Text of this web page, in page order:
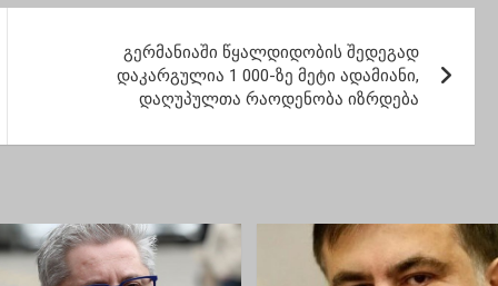
ვინ წყვეტს”
გერმანიაში წყალდიდობის შედეგად
დაკარგულია 1 000-ზე მეტი ადამიანი,
დაღუპულთა რაოდენობა იზრდება